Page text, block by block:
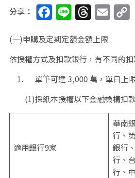
分享： F
a
c
e
b
o
o
k
Li
n
e
T
h
re
a
d
s
E
m
l
C
(一)申購及定期定額金額上限
依授權方式及扣款銀行，有不同的
1. 單筆可達 3,000 萬，單日上
(1)採紙本授權以下金融機構扣款
適用銀行9家
華南
行、
銀行
行、
行、